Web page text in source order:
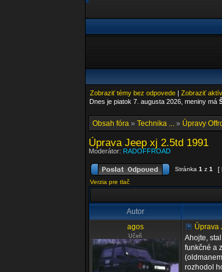
Zobraziť témy bez odpovede| Zobraziť
Dnes je piatok 7. augusta 2026, meniny má
Obsah fóra» Technika ...» Úpravy
Úprava Jeep xj 2.5td 1991
Moderátor: RADOFFROAD
Stránka 1 z 1 [
Verzia pre tlač
Autor
agos
Učeň
Úprava
Ahojte,
funkčné a
rozhodol